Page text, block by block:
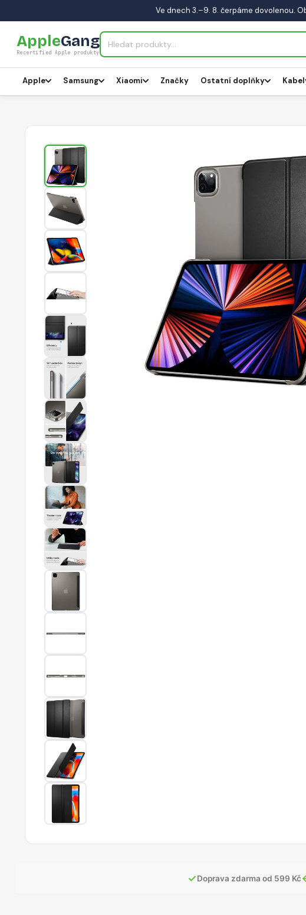
Ve dnech 3.–9. 8. čerpáme dovolenou.
AppleGang
Recertified Apple produkty
Apple Samsung Xiaomi Značky Ostatní doplňky
SPIGEN
Smart
Fold
Obal
pro
iPad
Pro
11"
✓Doprava zdarma od 599 Kč